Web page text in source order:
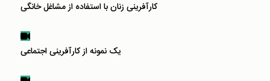
کارآفرینی زنان با استفاده از مشاغل خانگی
یک نمونه از کارآفرینی اجتماعی